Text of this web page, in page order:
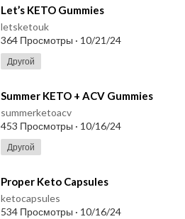
⁣Let’s KETO Gummies
letsketouk
364 Просмотры · 10/21/24
Другой
⁣Summer KETO + ACV Gummies
summerketoacv
453 Просмотры · 10/16/24
Другой
⁣Proper Keto Capsules
ketocapsules
534 Просмотры · 10/16/24